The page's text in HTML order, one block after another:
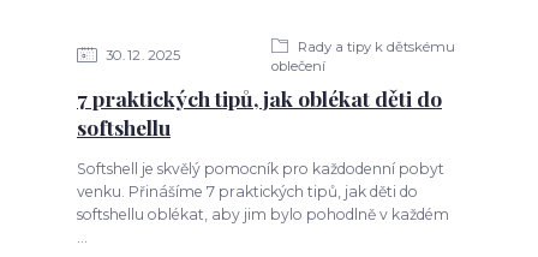
30 12 2025
Rady a tipy k dětskému
oblečení
7 praktických tipů, jak oblékat děti do
softshellu
Softshell je skvělý pomocník pro každodenní pobyt
venku. Přinášíme 7 praktických tipů, jak děti do
softshellu oblékat, aby jim bylo pohodlně v každém